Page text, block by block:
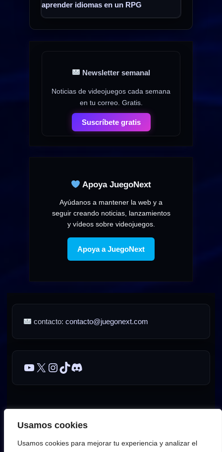
Usamos cookies
Usamos cookies para mejorar tu experiencia y analizar el
aprender idiomas en un RPG
Newsletter semanal
Noticias de videojuegos cada semana
en tu correo. Gratis.
Suscríbete gratis
Apoya JuegoNext
Ayúdanos a mantener la web y a
seguir creando noticias, lanzamientos
y vídeos sobre videojuegos.
Apoya a JuegoNext
contacto:contacto@juegonext.com
YouTube
X Instagram
TikTok
Discord
Sobre JuegoNext Contacto Publicidad / Advertising
AVISO LEGAL – JuegoNext
Política de privacidad de JuegoNext Política de cookies